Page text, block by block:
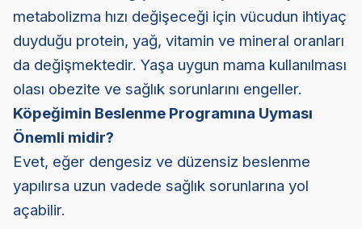
metabolizma hızı değişeceği için vücudun ihtiyaç
duyduğu protein, yağ, vitamin ve mineral oranları
da değişmektedir. Yaşa uygun mama kullanılması
olası obezite ve sağlık sorunlarını engeller.
Köpeğimin Beslenme Programına Uyması
Önemli midir?
Evet, eğer dengesiz ve düzensiz beslenme
yapılırsa uzun vadede sağlık sorunlarına yol
açabilir.